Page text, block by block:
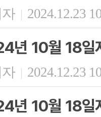
| 2024.12.23
년 10월 18일
| 2024.12.23
년 10월 18일